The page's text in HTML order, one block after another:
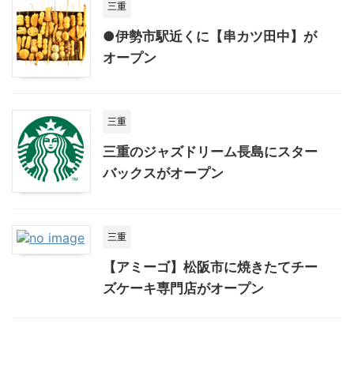
三重
●伊勢市駅近くに【串カツ田中】が
オープン
三重
三重のジャズドリーム長島にスター
バックスがオープン
三重
【アミーゴ】松阪市に焼きたてチー
ズケーキ専門店がオープン